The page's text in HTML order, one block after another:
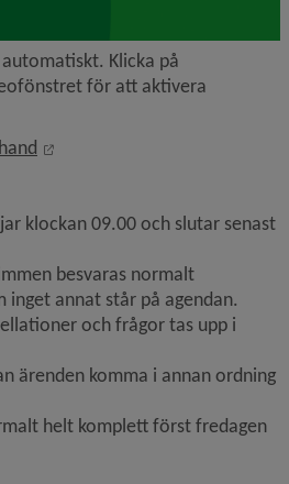
Klicka på
för att aktivera
Länk till annan webbplats,
klockan 09.00 och slutar senast
besvaras normalt
inget annat står på agendan.
och frågor tas upp i
ärenden komma i annan ordning
helt komplett först fredagen